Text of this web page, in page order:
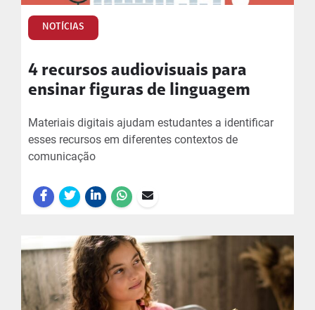
NOTÍCIAS
4 recursos audiovisuais para
ensinar figuras de linguagem
Materiais digitais ajudam estudantes a identificar
esses recursos em diferentes contextos de
comunicação